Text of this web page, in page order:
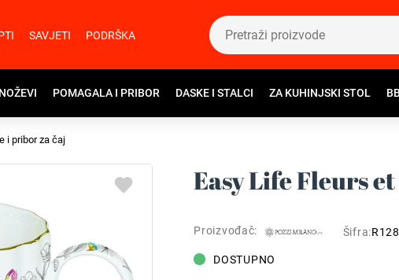
SAVJETI PODRŠKA
POMAGALA I PRIBOR DASKE I STALCI ZA KUHINJSKI STOL
i pribor za čaj
Easy Life Fleurs
Proizvođač: Šifra:
DOSTUPNO